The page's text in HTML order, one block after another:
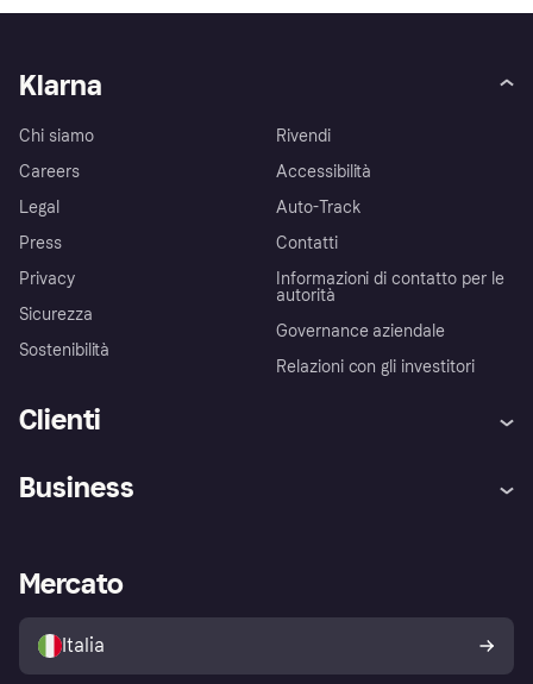
Klarna
Chi siamo
Careers
Legal
Press
Privacy
Sicurezza
Sostenibilità
Rivendi
Accessibilità
Auto-Track
Contatti
Informazioni di contatto per le
autorità
Governance aziendale
Relazioni con gli investitori
Clienti
Assistenza
Esplora i negozi
Politica di protezione
dell'acquirente Klarna
Business
Accesso aziende
Mercato
Italia